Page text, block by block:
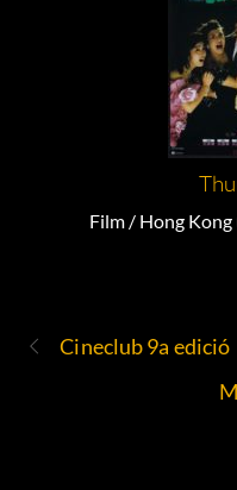
Film / Hong
Cineclub 9a edició